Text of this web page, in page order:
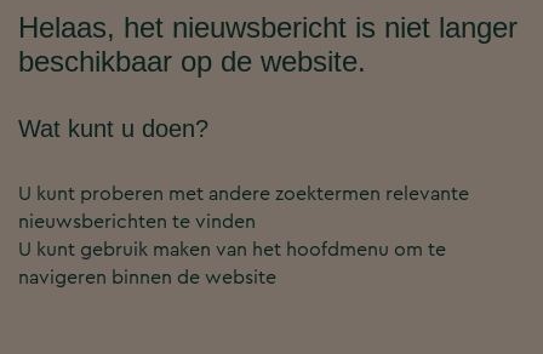
Helaas, het nieuwsbericht is niet langer
beschikbaar op de website.
Wat kunt u doen?
U kunt proberen met andere zoektermen relevante
nieuwsberichten te vinden
U kunt gebruik maken van het hoofdmenu om te
navigeren binnen de website